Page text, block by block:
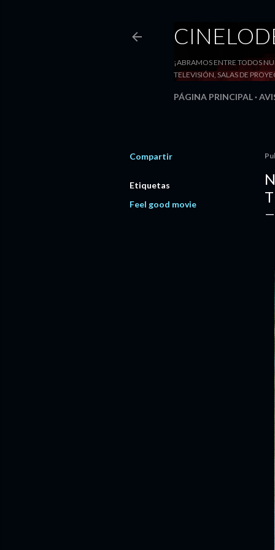
¡ABRAMOS ENTRE TODOS
TELEVISIÓN, SALAS DE
PÁGINA PRINCIPAL
Compartir
Etiquetas
Feel good movie